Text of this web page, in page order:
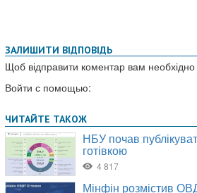
ЗАЛИШИТИ ВІДПОВІДЬ
Щоб відправити коментар вам необхідно
Войти с помощью: